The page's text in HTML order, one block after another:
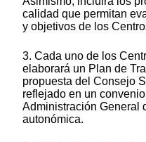
calidad que permitan
y objetivos de los
3. Cada uno de los
elaborará un Plan de
propuesta del Consejo
reflejado en un
Administración General
autonómica.